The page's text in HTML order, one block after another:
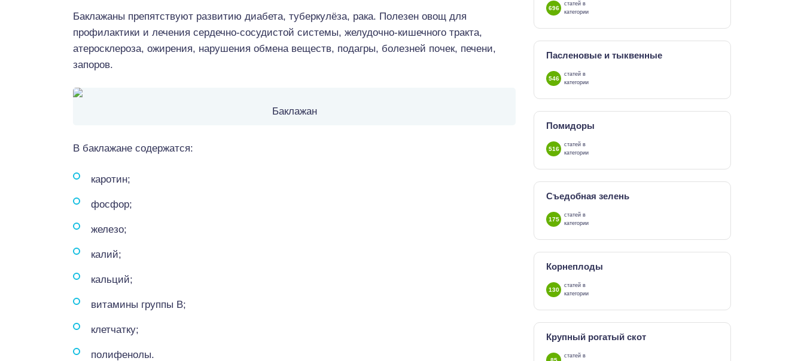
Баклажаны препятствуют развитию диабета, туберкулёза, рака. Полезен овощ для
профилактики и лечения сердечно-сосудистой системы, желудочно-кишечного тракта,
атеросклероза, ожирения, нарушения обмена веществ, подагры, болезней почек, печени,
запоров.
Баклажан
В баклажане содержатся:
каротин;
фосфор;
железо;
калий;
кальций;
витамины группы В;
клетчатку;
полифенолы.
696
статей в
категории
Пасленовые и тыквенные
546
статей в
категории
Помидоры
516
статей в
категории
Съедобная зелень
175
статей в
категории
Корнеплоды
130
статей в
категории
Крупный рогатый скот
статей в